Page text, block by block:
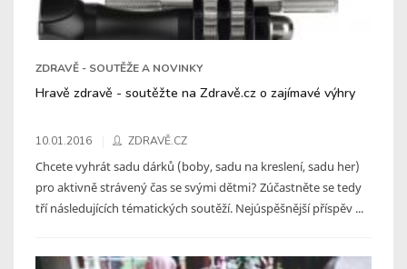
ZDRAVĚ - SOUTĚŽE A NOVINKY
Hravě zdravě - soutěžte na Zdravě.cz o zajímavé výhry
10.01.2016 ZDRAVĚ.CZ
Chcete vyhrát sadu dárků (boby, sadu na kreslení, sadu her)
pro aktivně strávený čas se svými dětmi? Zúčastněte se tedy
tří následujících tématických soutěží. Nejúspěšnější příspěv ...